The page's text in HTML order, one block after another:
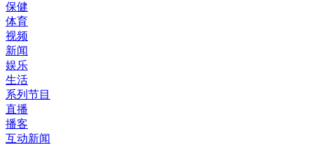
保健
体育
视频
新闻
娱乐
生活
系列节目
直播
播客
互动新闻